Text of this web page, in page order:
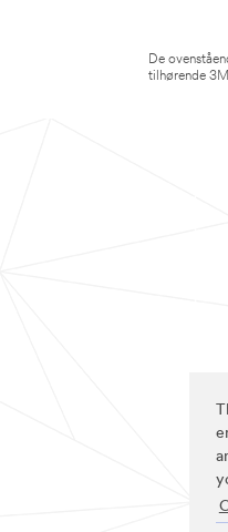
De
tilhørende